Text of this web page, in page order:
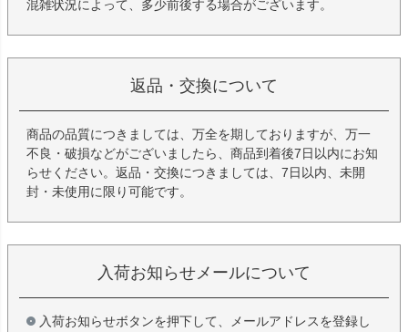
混雑状況によって、多少前後する場合がございます。
返品・交換について
商品の品質につきましては、万全を期しておりますが、万一
不良・破損などがございましたら、商品到着後7日以内にお知
らせください。返品・交換につきましては、7日以内、未開
封・未使用に限り可能です。
入荷お知らせメールについて
入荷お知らせボタンを押下して、メールアドレスを登録し